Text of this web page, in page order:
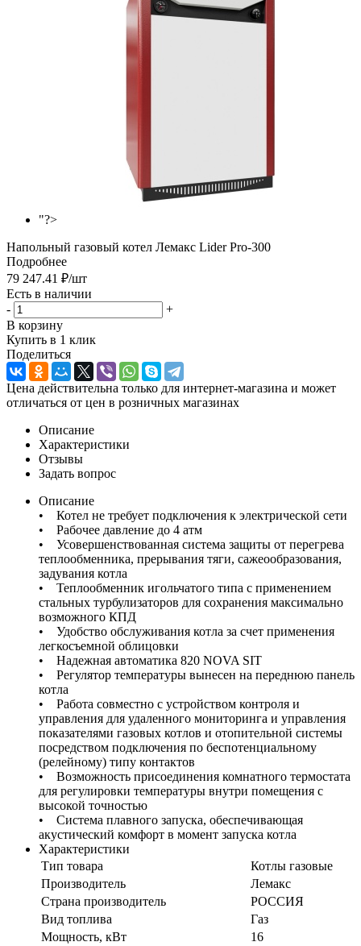
"?>
Напольный газовый котел Лемакс Lider Pro-300
Подробнее
79 247.41 ₽/шт
Есть в наличии
-
+
В корзину
Купить в 1 клик
Поделиться
Цена действительна только для интернет-магазина и может
отличаться от цен в розничных магазинах
Описание
Характеристики
Отзывы
Задать вопрос
Описание
• Котел не требует подключения к электрической сети
• Рабочее давление до 4 атм
• Усовершенствованная система защиты от перегрева
теплообменника, прерывания тяги, сажеообразования,
задувания котла
• Теплообменник игольчатого типа с применением
стальных турбулизаторов для сохранения максимально
возможного КПД
• Удобство обслуживания котла за счет применения
легкосъемной облицовки
• Надежная автоматика 820 NOVA SIT
• Регулятор температуры вынесен на переднюю панель
котла
• Работа совместно с устройством контроля и
управления для удаленного мониторинга и управления
показателями газовых котлов и отопительной системы
посредством подключения по беспотенциальному
(релейному) типу контактов
• Возможность присоединения комнатного термостата
для регулировки температуры внутри помещения с
высокой точностью
• Система плавного запуска, обеспечивающая
акустический комфорт в момент запуска котла
Характеристики
Тип товара
Котлы газовые
Производитель
Лемакс
Страна производитель
РОССИЯ
Вид топлива
Газ
Мощность, кВт
16